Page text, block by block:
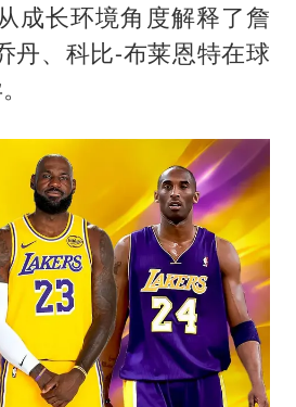
于东来直播和胖东来核心团队开会
上海大部迎大暴雨
于东来回应胖东来近25年老店年底关闭
笔试第一被劝弃考涉事副校长被撤职
奋力开创中国式现代化建设新局面
成长环境角度解释了詹
丹、科比-布莱恩特在球